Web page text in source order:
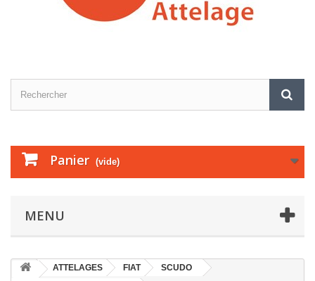
Panier (vide)
MENU
ATTELAGES FIAT
SCUDO